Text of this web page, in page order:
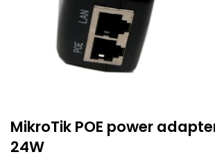
MikroTik POE power
24W